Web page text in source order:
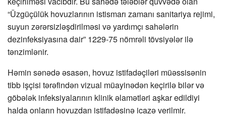
“Üzgüçülük hovuzlarının istismarı zamanı sanitariya rejimi,
suyun zərərsizləşdirilməsi və yardımçı sahələrin
dezinfeksiyasına dair” 1229-75 nömrəli tövsiyələr ilə
tənzimlənir.
Həmin sənədə əsasən, hovuz istifadəçiləri müəssisənin
tibb işçisi tərəfindən vizual müayinədən keçirilə bilər və
göbələk infeksiyalarının klinik əlamətləri aşkar edildiyi
halda onların hovuzdan istifadəsinə icazə verilmir.